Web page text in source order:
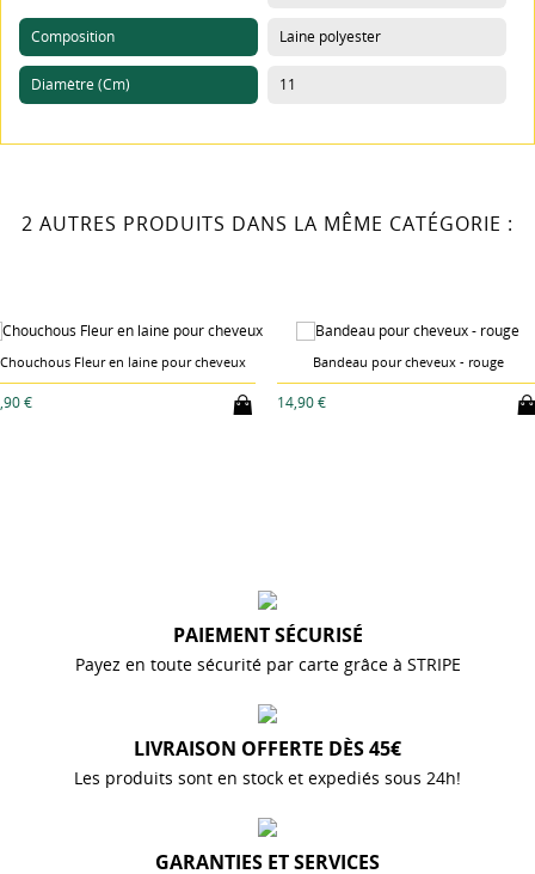
Composition Laine polyester
Diamètre (cm) 11
2 AUTRES PRODUITS DANS LA MÊME CATÉGORIE :
Chouchous Fleur en laine pour cheveux
€
Bandeau pour cheveux - rouge
14,90 €
PAIEMENT SÉCURISÉ
Payez en toute sécurité par carte grâce à STRIPE
LIVRAISON OFFERTE DÈS 45€
Les produits sont en stock et expediés sous 24h!
GARANTIES ET SERVICES